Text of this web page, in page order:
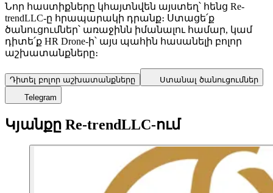
Նոր հաստիքները կհայտնվեն այստեղ՝ հենց Re-
trendLLC-ը հրապարակի դրանք։ Ստացե՛ք
ծանուցումներ՝ առաջինն իմանալու համար, կամ
դիտե՛ք HR Drone-ի՝ այս պահին հասանելի բոլոր
աշխատանքները։
Դիտել բոլոր աշխատանքները
Ստանալ ծանուցումներ
Telegram
Կյանքը Re-trendLLC-ում